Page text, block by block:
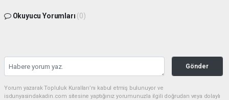
Okuyucu Yorumları (0)
Gönder
Yorum yazarak Topluluk Kuralları’nı kabul etmiş bulunuyor ve
isdunyasindakadin.com sitesine yaptığınız yorumunuzla ilgili doğrudan veya dolaylı